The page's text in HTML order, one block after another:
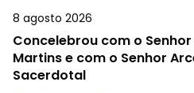
8 agosto 2026
Concelebrou com o
Martins e com o Senhor
Sacerdotal